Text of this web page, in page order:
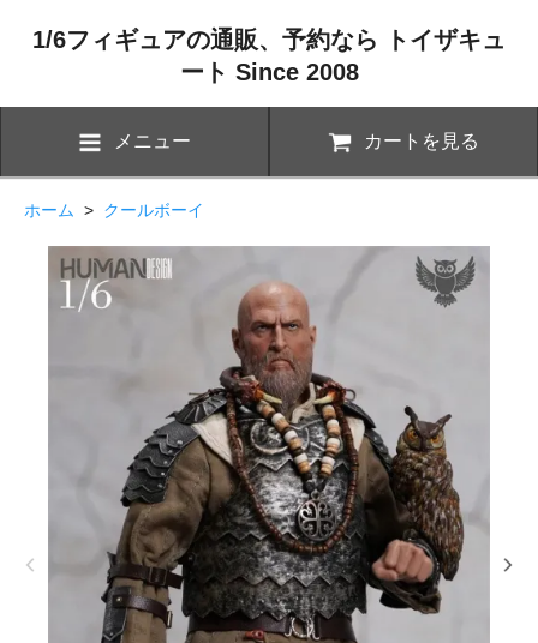
1/6フィギュアの通販、予約なら トイザキュ
ート Since 2008
メニュー カートを見る
ホーム > クールボーイ